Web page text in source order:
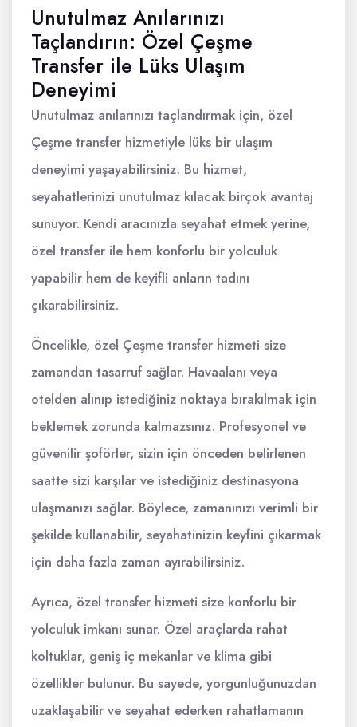
Unutulmaz Anılarınızı
Taçlandırın: Özel Çeşme
Transfer ile Lüks Ulaşım
Deneyimi
Unutulmaz anılarınızı taçlandırmak için, özel
Çeşme transfer hizmetiyle lüks bir ulaşım
deneyimi yaşayabilirsiniz. Bu hizmet,
seyahatlerinizi unutulmaz kılacak birçok avantaj
sunuyor. Kendi aracınızla seyahat etmek yerine,
özel transfer ile hem konforlu bir yolculuk
yapabilir hem de keyifli anların tadını
çıkarabilirsiniz.
Öncelikle, özel Çeşme transfer hizmeti size
zamandan tasarruf sağlar. Havaalanı veya
otelden alınıp istediğiniz noktaya bırakılmak için
beklemek zorunda kalmazsınız. Profesyonel ve
güvenilir şoförler, sizin için önceden belirlenen
saatte sizi karşılar ve istediğiniz destinasyona
ulaşmanızı sağlar. Böylece, zamanınızı verimli bir
şekilde kullanabilir, seyahatinizin keyfini çıkarmak
için daha fazla zaman ayırabilirsiniz.
Ayrıca, özel transfer hizmeti size konforlu bir
yolculuk imkanı sunar. Özel araçlarda rahat
koltuklar, geniş iç mekanlar ve klima gibi
özellikler bulunur. Bu sayede, yorgunluğunuzdan
uzaklaşabilir ve seyahat ederken rahatlamanın